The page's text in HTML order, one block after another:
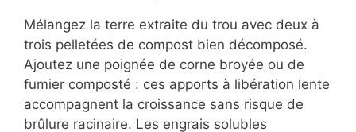
Mélangez la terre extraite du trou avec deux à
trois pelletées de compost bien décomposé.
Ajoutez une poignée de corne broyée ou de
fumier composté : ces apports à libération lente
accompagnent la croissance sans risque de
brûlure racinaire. Les engrais solubles